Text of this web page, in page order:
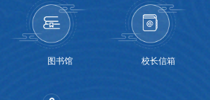
图书馆 校长信箱